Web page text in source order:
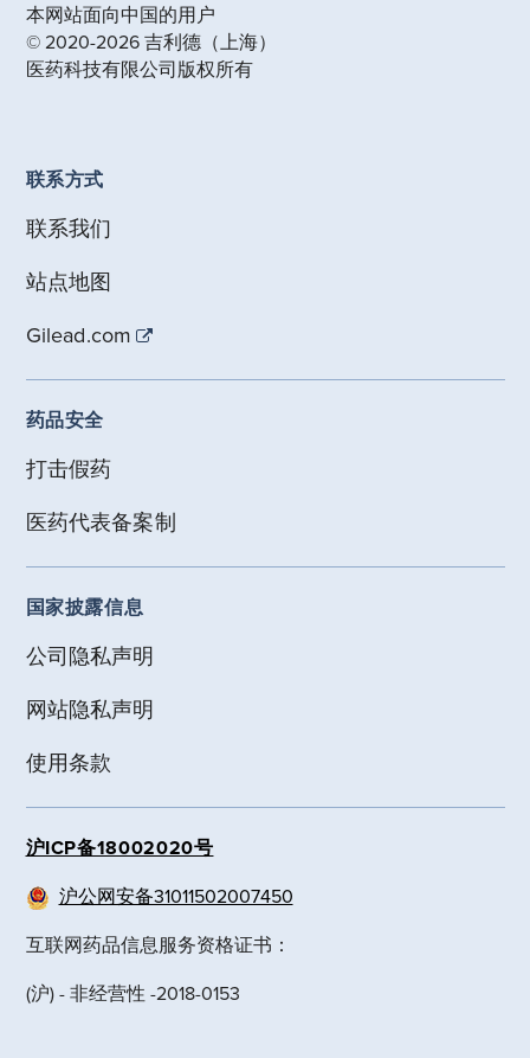
本网站面向中国的用户
© 2020-2026 吉利德（上海）
医药科技有限公司版权所有
联系方式
联系我们
站点地图
Gilead.com
药品安全
打击假药
医药代表备案制
国家披露信息
公司隐私声明
网站隐私声明
使用条款
沪ICP备18002020号
沪公网安备31011502007450
互联网药品信息服务资格证书：
(沪) - 非经营性 -2018-0153